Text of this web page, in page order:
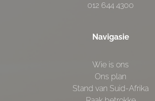
012 644 4300
Navigasie
Wie is ons
Ons plan
Stand van Suid-Afrika